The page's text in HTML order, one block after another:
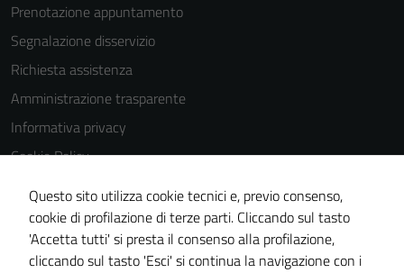
Prenotazione appuntamento
Segnalazione disservizio
Richiesta assistenza
Amministrazione trasparente
Informativa privacy
Cookie Policy
Note legali
Dichiarazione di accessibilità
Piano di miglioramento del sito
Questo sito utilizza cookie tecnici e, previo consenso,
cookie di profilazione di terze parti. Cliccando sul tasto
'Accetta tutti' si presta il consenso alla profilazione,
cliccando sul tasto 'Esci' si continua la navigazione con i